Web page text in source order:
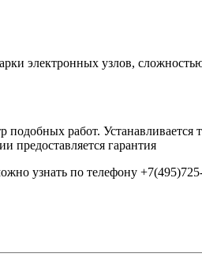
электронных узлов,
подобных работ.
гарантия
узнать по телефону